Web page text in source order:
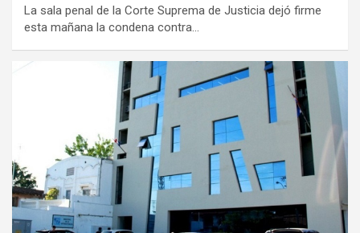
La sala penal de la Corte Suprema de Justicia dejó firme
esta mañana la condena contra…